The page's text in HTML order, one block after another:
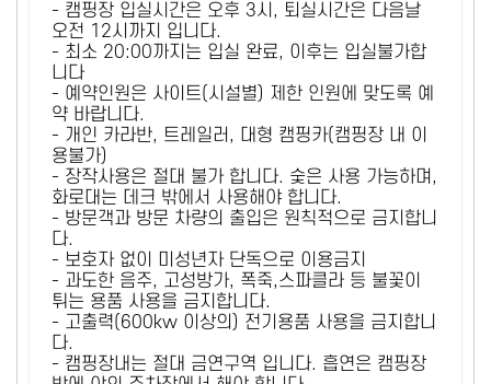
- 캠핑장 입실시간은 오후 3시, 퇴실시간은 다음날
오전 12시까지 입니다.
- 최소 20:00까지는 입실 완료, 이후는 입실불가합
니다
- 예약인원은 사이트(시설별) 제한 인원에 맞도록 예
약 바랍니다.
- 개인 카라반, 트레일러, 대형 캠핑카(캠핑장 내 이
용불가)
- 장작사용은 절대 불가 합니다. 숯은 사용 가능하며,
화로대는 데크 밖에서 사용해야 합니다.
- 방문객과 방문 차량의 출입은 원칙적으로 금지합니
다.
- 보호자 없이 미성년자 단독으로 이용금지
- 과도한 음주, 고성방가, 폭죽,스파클라 등 불꽃이
튀는 용품 사용을 금지합니다.
- 고출력(600kw 이상의) 전기용품 사용을 금지합니
다.
- 캠핑장내는 절대 금연구역 입니다. 흡연은 캠핑장